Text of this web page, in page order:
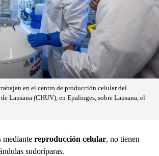
en el centro de producción celular del
Lausana (CHUV), en Epalinges, sobre Lausana, el
mediante reproducción celular, no tienen
sudoríparas.